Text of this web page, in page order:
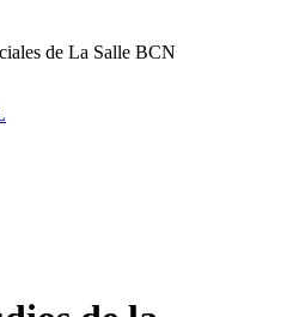
de La Salle BCN